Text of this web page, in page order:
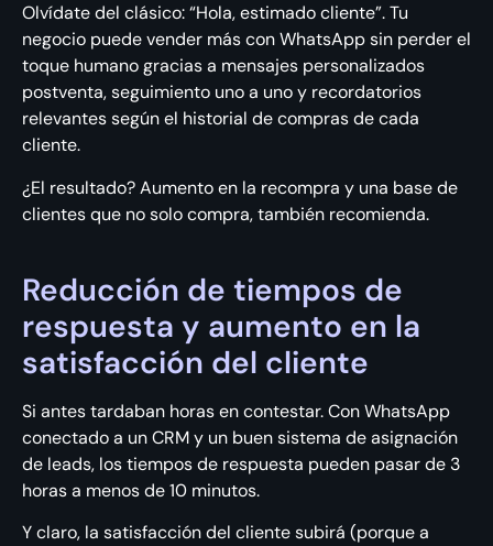
Olvídate del clásico: “Hola, estimado cliente”. Tu
negocio puede vender más con WhatsApp sin perder el
toque humano gracias a mensajes personalizados
postventa, seguimiento uno a uno y recordatorios
relevantes según el historial de compras de cada
cliente.
¿El resultado? Aumento en la recompra y una base de
clientes que no solo compra, también recomienda.
Reducción de tiempos de
respuesta y aumento en la
satisfacción del cliente
Si antes tardaban horas en contestar. Con WhatsApp
conectado a un CRM y un buen sistema de asignación
de leads, los tiempos de respuesta pueden pasar de 3
horas a menos de 10 minutos.
Y claro, la satisfacción del cliente subirá (porque a